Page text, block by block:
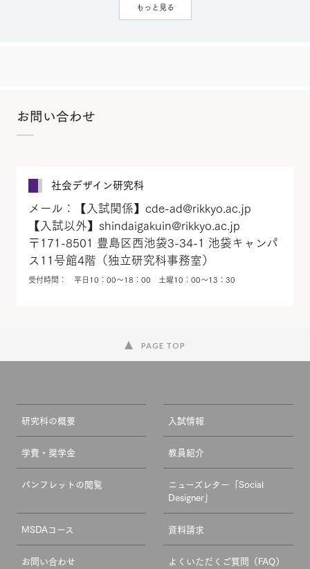
もっと見る
お問い合わせ
社会デザイン研究科
メール：【入試関係】cde-ad@rikkyo.ac.jp
【入試以外】shindaigakuin@rikkyo.ac.jp
〒171-8501 豊島区西池袋3-34-1 池袋キャンパ
ス11号館4階（独立研究科事務室）
受付時間： 平日10：00〜18：00 土曜10：00〜13：30
PAGE TOP
研究科の概要 入試情報
学費・奨学金 教員紹介
パンフレットの閲覧
ニューズレター「Social
Designer」
MSDAコース 資料請求
お問い合わせ よくいただくご質問（FAQ）